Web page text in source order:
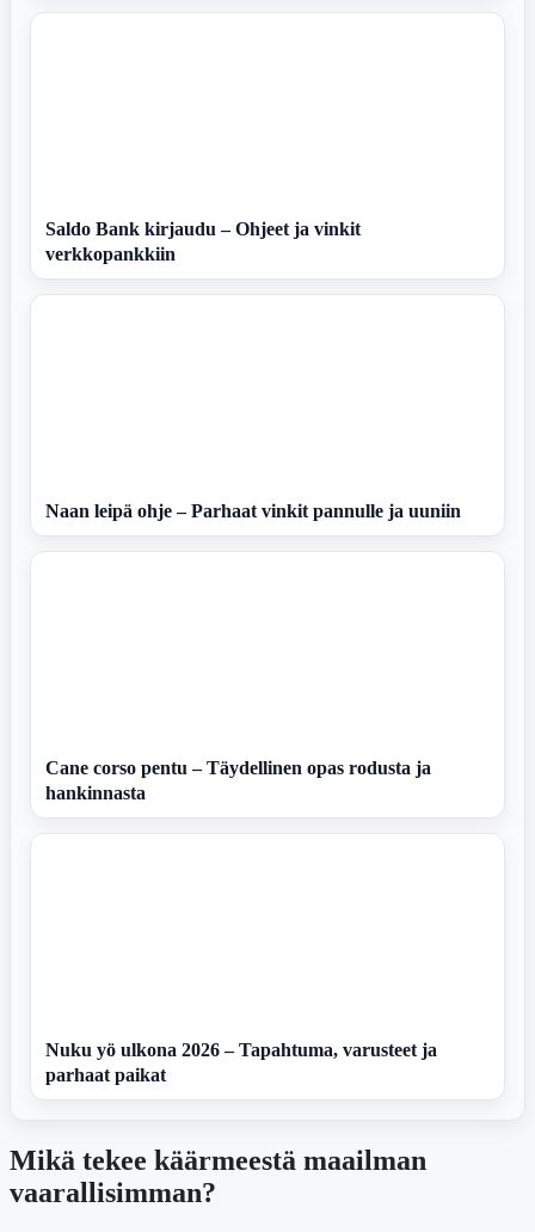
Saldo Bank kirjaudu – Ohjeet ja vinkit
verkkopankkiin
Naan leipä ohje – Parhaat vinkit pannulle ja uuniin
Cane corso pentu – Täydellinen opas rodusta ja
hankinnasta
Nuku yö ulkona 2026 – Tapahtuma, varusteet ja
parhaat paikat
Mikä tekee käärmeestä maailman
vaarallisimman?